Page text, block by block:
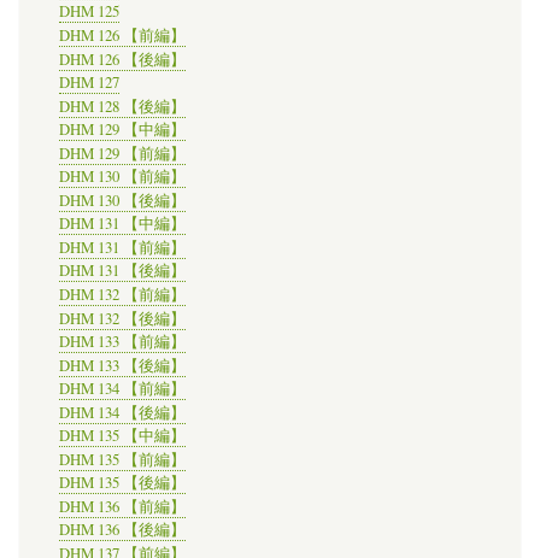
DHM 125
DHM 126 【前編】
DHM 126 【後編】
DHM 127
DHM 128 【後編】
DHM 129 【中編】
DHM 129 【前編】
DHM 130 【前編】
DHM 130 【後編】
DHM 131 【中編】
DHM 131 【前編】
DHM 131 【後編】
DHM 132 【前編】
DHM 132 【後編】
DHM 133 【前編】
DHM 133 【後編】
DHM 134 【前編】
DHM 134 【後編】
DHM 135 【中編】
DHM 135 【前編】
DHM 135 【後編】
DHM 136 【前編】
DHM 136 【後編】
DHM 137 【前編】